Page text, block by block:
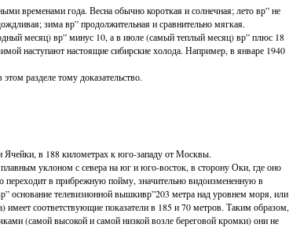
временами года. Весна обычно короткая и солнечная; лето вр” не
зима вр” продолжительная и сравнительно мягкая.
месяц) вр” минус 10, а в июле (самый теплый месяц) вр” плюс 18
наступают настоящие сибирские холода. Например, в январе 1940
разделе тому доказательство.
Ячейки, в 188 километрах к юго-западу от Москвы.
уклоном с севера на юг и юго-восток, в сторону Оки, где оно
переходит в прибрежную пойму, значительно видоизмененную в
основание телевизионной вышкивр”203 метра над уровнем моря, или
соответствующие показатели в 185 и 70 метров. Таким образом,
(самой высокой и самой низкой возле береговой кромки) они не